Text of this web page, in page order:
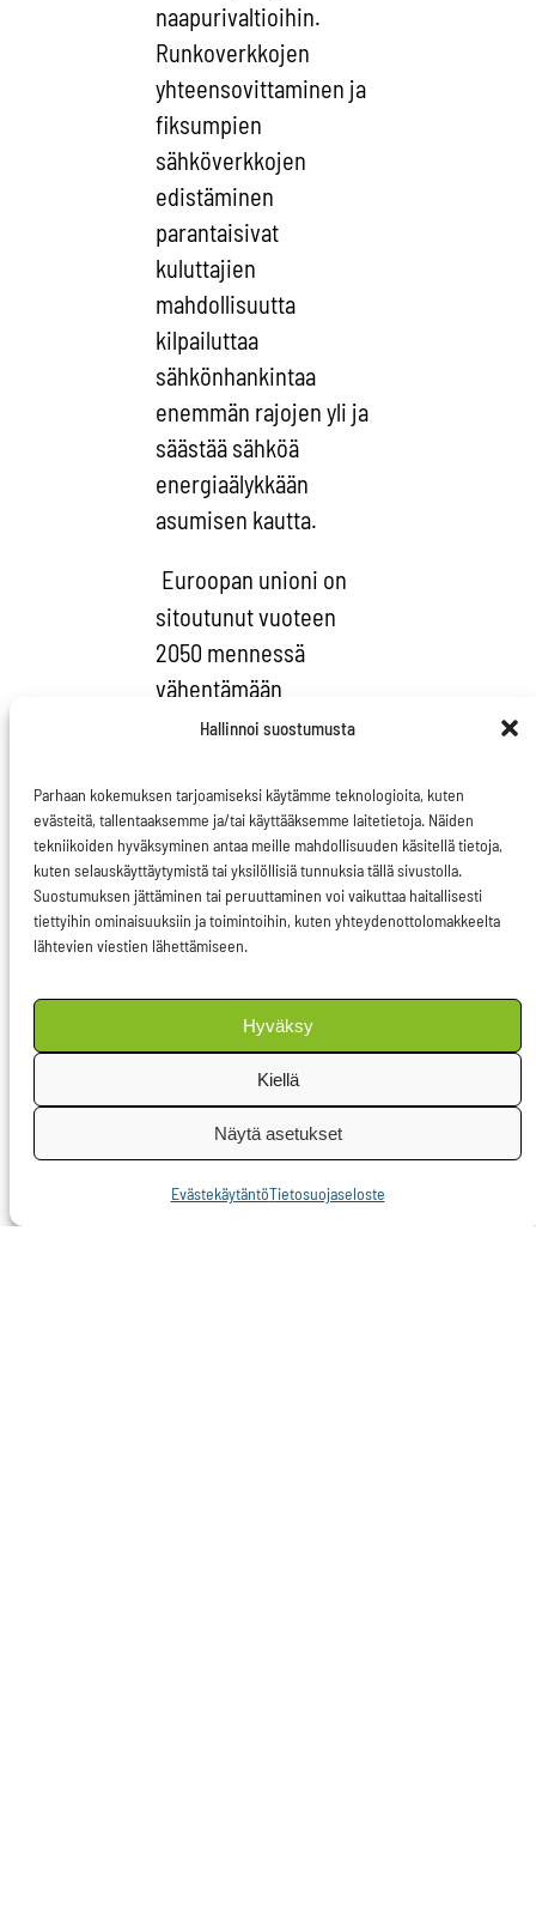
Hallinnoi suostumusta
Parhaan kokemuksen tarjoamiseksi käytämme teknologioita, kuten
evästeitä, tallentaaksemme ja/tai käyttääksemme laitetietoja. Näiden
tekniikoiden hyväksyminen antaa meille mahdollisuuden käsitellä tietoja,
kuten selauskäyttäytymistä tai yksilöllisiä tunnuksia tällä sivustolla.
Suostumuksen jättäminen tai peruuttaminen voi vaikuttaa haitallisesti
tiettyihin ominaisuuksiin ja toimintoihin, kuten yhteydenottolomakkeelta
lähtevien viestien lähettämiseen.
Hyväksy
Kiellä
Näytä asetukset
EvästekäytäntöTietosuojaseloste
naapurivaltioihin.
Runkoverkkojen
yhteensovittaminen ja
fiksumpien
sähköverkkojen
edistäminen
parantaisivat
kuluttajien
mahdollisuutta
kilpailuttaa
sähkönhankintaa
enemmän rajojen yli ja
säästää sähköä
energiaälykkään
asumisen kautta.
Euroopan unioni on
sitoutunut vuoteen
2050 mennessä
vähentämään
hiilidioksidipäästöjä 40
uusiutuvan energian
osuutta 27 prosenttiin
ja lisäämään
energiatehokkuutta 30
prosentilla. Yhtenäisillä
voidaan ratkaisevasti
helpottaa näiden
tavoitteiden
saavuttamista. Jotta
ilmastonmuutosta
voidaan todella torjua